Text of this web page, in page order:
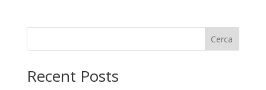
Cerca
Recent Posts